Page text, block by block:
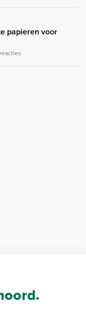
papieren voor